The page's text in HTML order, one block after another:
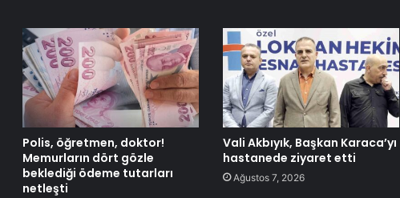
Polis, öğretmen, doktor!
Memurların dört gözle
beklediği ödeme tutarları
netleşti
Vali Akbıyık, Başkan Karaca’yı
hastanede ziyaret etti
Ağustos 7, 2026